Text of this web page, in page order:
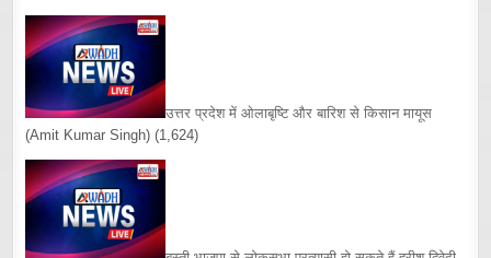
उत्तर प्रदेश में ओलाबृष्टि और बारिश से किसान मायूस
(Amit Kumar Singh) (1,624)